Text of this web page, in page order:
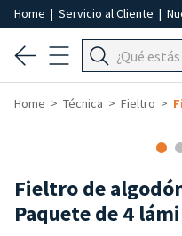
Home | Servicio al Cliente |
Home Técnica Fieltro
Fieltro de
Paquete de 4